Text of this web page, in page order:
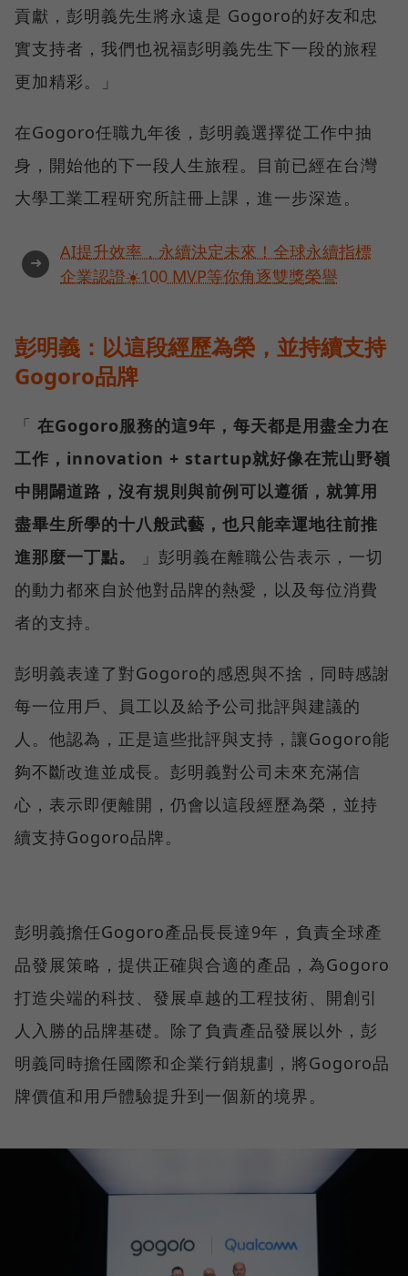
貢獻，彭明義先生將永遠是 Gogoro的好友和忠
實支持者，我們也祝福彭明義先生下一段的旅程
更加精彩。」
在Gogoro任職九年後，彭明義選擇從工作中抽
身，開始他的下一段人生旅程。目前已經在台灣
大學工業工程研究所註冊上課，進一步深造。
➜
AI提升效率，永續決定未來！全球永續指標
企業認證☀️100 MVP等你角逐雙獎榮譽
彭明義：以這段經歷為榮，並持續支持
Gogoro品牌
「 在Gogoro服務的這9年，每天都是用盡全力在
工作，innovation + startup就好像在荒山野嶺
中開闢道路，沒有規則與前例可以遵循，就算用
盡畢生所學的十八般武藝，也只能幸運地往前推
進那麼一丁點。
」彭明義在離職公告表示，一切
的動力都來自於他對品牌的熱愛，以及每位消費
者的支持。
彭明義表達了對Gogoro的感恩與不捨，同時感謝
每一位用戶、員工以及給予公司批評與建議的
人。他認為，正是這些批評與支持，讓Gogoro能
夠不斷改進並成長。彭明義對公司未來充滿信
心，表示即便離開，仍會以這段經歷為榮，並持
續支持Gogoro品牌。
彭明義擔任Gogoro產品長長達9年，負責全球產
品發展策略，提供正確與合適的產品，為Gogoro
打造尖端的科技、發展卓越的工程技術、開創引
人入勝的品牌基礎。除了負責產品發展以外，彭
明義同時擔任國際和企業行銷規劃，將Gogoro品
牌價值和用戶體驗提升到一個新的境界。